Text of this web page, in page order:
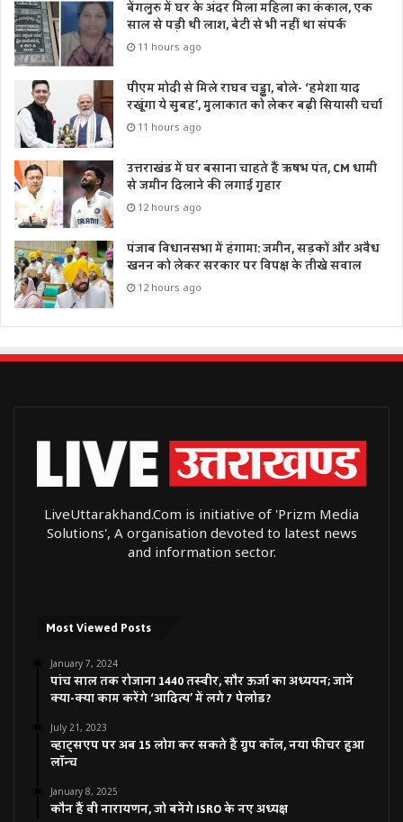
बेंगलुरु में घर के अंदर मिला महिला का कंकाल, एक
साल से पड़ी थी लाश, बेटी से भी नहीं था संपर्क
11 hours ago
पीएम मोदी से मिले राघव चड्ढा, बोले- ‘हमेशा याद
रखूंगा ये सुबह’, मुलाकात को लेकर बढ़ी सियासी चर्चा
11 hours ago
उत्तराखंड में घर बसाना चाहते हैं ऋषभ पंत, CM धामी
से जमीन दिलाने की लगाई गुहार
12 hours ago
पंजाब विधानसभा में हंगामा: जमीन, सड़कों और अवैध
खनन को लेकर सरकार पर विपक्ष के तीखे सवाल
12 hours ago
LiveUttarakhand.Com is initiative of 'Prizm Media
Solutions', A organisation devoted to latest news
and information sector.
Most Viewed Posts
January 7, 2024
पांच साल तक रोजाना 1440 तस्वीर, सौर ऊर्जा का अध्ययन; जानें
क्या-क्या काम करेंगे ‘आदित्य’ में लगे 7 पेलोड?
July 21, 2023
व्हाट्सएप पर अब 15 लोग कर सकते हैं ग्रुप कॉल, नया फीचर हुआ
लॉन्च
January 8, 2025
कौन हैं वी नारायणन, जो बनेंगे ISRO के नए अध्यक्ष